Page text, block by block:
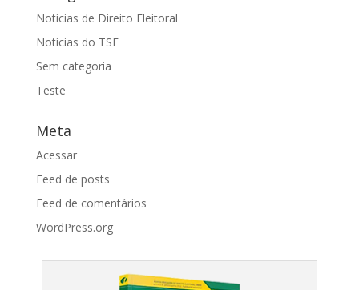
Notícias de Direito Eleitoral
Notícias do TSE
Sem categoria
Teste
Meta
Acessar
Feed de posts
Feed de comentários
WordPress.org